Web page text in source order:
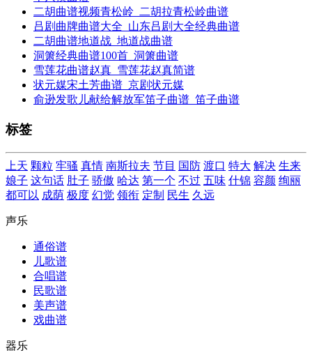
二胡曲谱视频青松岭_二胡拉青松岭曲谱
吕剧曲牌曲谱大全_山东吕剧大全经典曲谱
二胡曲谱地道战_地道战曲谱
洞箫经典曲谱100首_洞箫曲谱
雪莲花曲谱赵真_雪莲花赵真简谱
状元媒宋土芳曲谱_京剧状元媒
俞逊发歌儿献给解放军笛子曲谱_笛子曲谱
标签
上天 颗粒 牢骚 真情 南斯拉夫 节目 国防 渡口 特大 解决 生来
娘子 这句话 肚子 骄傲 哈达 第一个 不过 五味 什锦 容颜 绚丽
都可以 成荫 极度 幻觉 领衔 定制 民生 久远
声乐
通俗谱
儿歌谱
合唱谱
民歌谱
美声谱
戏曲谱
器乐